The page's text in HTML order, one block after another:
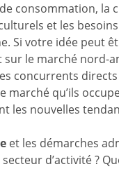
consommation,
et les
Si votre idée peut
sur le marché nord-
concurrents
marché qu’ils
les nouvelles
et les démarches
d’activité ?